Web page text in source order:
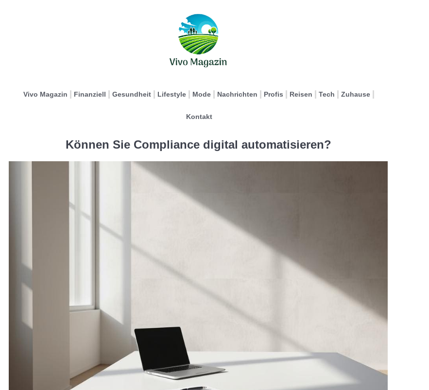
Vivo Magazin Finanziell Gesundheit Lifestyle Mode Nachrichten Profis Reisen Tech Zuhause
Kontakt
Können Sie Compliance digital automatisieren?